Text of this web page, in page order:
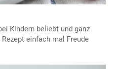
Kindern beliebt und ganz
einfach mal Freude